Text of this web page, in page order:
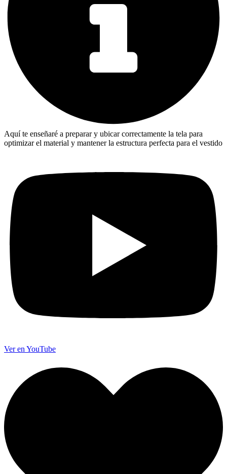
Aquí te enseñaré a preparar y ubicar correctamente la tela para
optimizar el material y mantener la estructura perfecta para el vestido
Ver en YouTube